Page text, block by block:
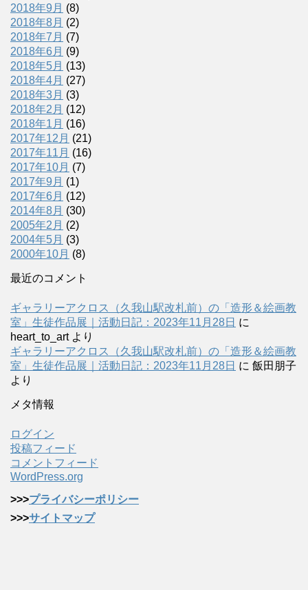
2018年9月 (8)
2018年8月 (2)
2018年7月 (7)
2018年6月 (9)
2018年5月 (13)
2018年4月 (27)
2018年3月 (3)
2018年2月 (12)
2018年1月 (16)
2017年12月 (21)
2017年11月 (16)
2017年10月 (7)
2017年9月 (1)
2017年6月 (12)
2014年8月 (30)
2005年2月 (2)
2004年5月 (3)
2000年10月 (8)
最近のコメント
ギャラリーアクロス（久我山駅改札前）の「造形＆絵画教
室」生徒作品展｜活動日記：2023年11月28日 に
heart_to_artより
ギャラリーアクロス（久我山駅改札前）の「造形＆絵画教
室」生徒作品展｜活動日記：2023年11月28日 に 飯田朋子
より
メタ情報
ログイン
投稿フィード
コメントフィード
WordPress.org
>>>プライバシーポリシー
>>>サイトマップ